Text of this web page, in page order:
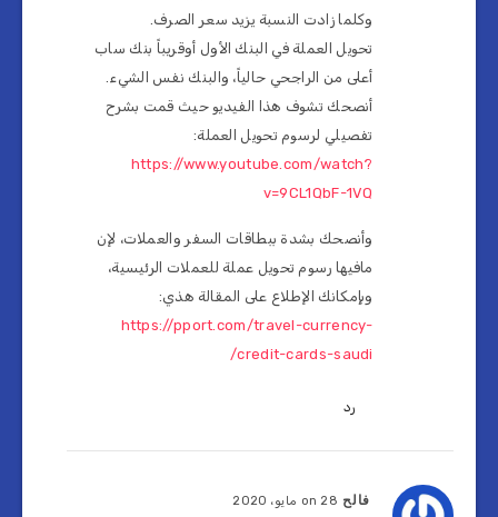
وكلما زادت النسبة يزيد سعر الصرف.
تحويل العملة في البنك الأول أوقريباً بنك ساب
أعلى من الراجحي حالياً، والبنك نفس الشيء.
أنصحك تشوف هذا الفيديو حيث قمت بشرح
تفصيلي لرسوم تحويل العملة:
https://www.youtube.com/watch?
v=9CL1QbF-1VQ
وأنصحك بشدة ببطاقات السفر والعملات، لإن
مافيها رسوم تحويل عملة للعملات الرئيسية،
وبإمكانك الإطلاع على المقالة هذي:
https://pport.com/travel-currency-
credit-cards-saudi/
رد
فالح on 28 مايو، 2020